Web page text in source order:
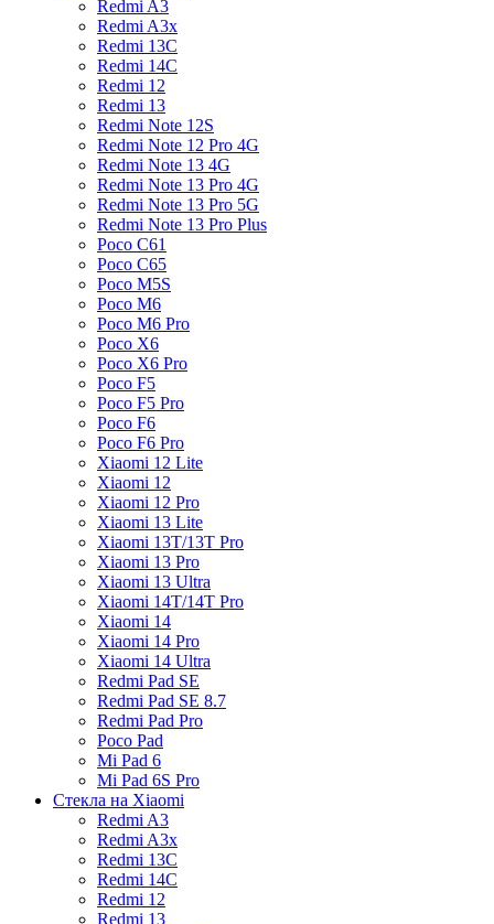
Redmi A3
Redmi A3x
Redmi 13C
Redmi 14C
Redmi 12
Redmi 13
Redmi Note 12S
Redmi Note 12 Pro 4G
Redmi Note 13 4G
Redmi Note 13 Pro 4G
Redmi Note 13 Pro 5G
Redmi Note 13 Pro Plus
Poco C61
Poco C65
Poco M5S
Poco M6
Poco M6 Pro
Poco X6
Poco X6 Pro
Poco F5
Poco F5 Pro
Poco F6
Poco F6 Pro
Xiaomi 12 Lite
Xiaomi 12
Xiaomi 12 Pro
Xiaomi 13 Lite
Xiaomi 13T/13T Pro
Xiaomi 13 Pro
Xiaomi 13 Ultra
Xiaomi 14T/14T Pro
Xiaomi 14
Xiaomi 14 Pro
Xiaomi 14 Ultra
Redmi Pad SE
Redmi Pad SE 8.7
Redmi Pad Pro
Poco Pad
Mi Pad 6
Mi Pad 6S Pro
Стекла на Xiaomi
Redmi A3
Redmi A3x
Redmi 13C
Redmi 14C
Redmi 12
Redmi 13